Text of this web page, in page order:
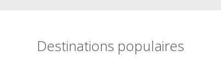
Destinations populaires